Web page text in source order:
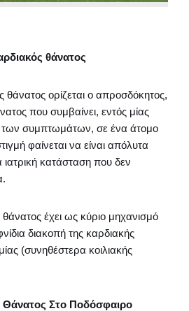
θάνατος
θάνατος ορίζεται ο απροσδόκητος,
που συμβαίνει, εντός μίας
συμπτωμάτων, σε ένα άτομο
φαίνεται να είναι απόλυτα
ιατρική κατάσταση που δεν
θάνατος έχει ως κύριο μηχανισμό
διακοπή της καρδιακής
(συνηθέστερα κοιλιακής
Θάνατος Στο Ποδόσφαιρο